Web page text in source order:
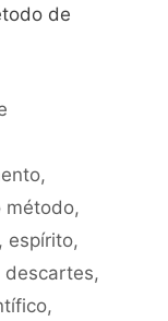
de
,
método,
, espírito,
descartes,
,